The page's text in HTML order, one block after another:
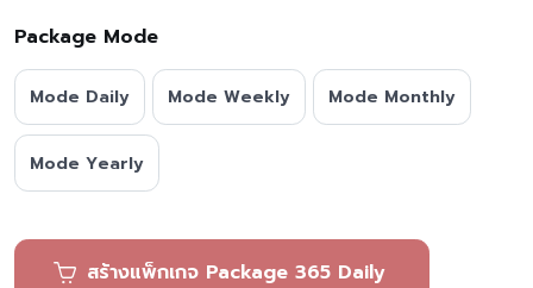
Package Mode
Mode Daily Mode Weekly Mode Monthly
Mode Yearly
สร้างแพ็กเกจ Package 365 Daily